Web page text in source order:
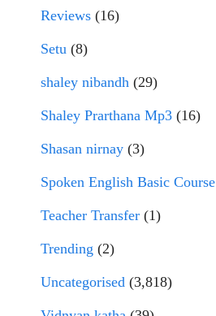
Reviews (16)
Setu (8)
shaley nibandh (29)
Shaley Prarthana Mp3 (16)
Shasan nirnay (3)
Spoken English Basic Course
Teacher Transfer (1)
Trending (2)
Uncategorised (3,818)